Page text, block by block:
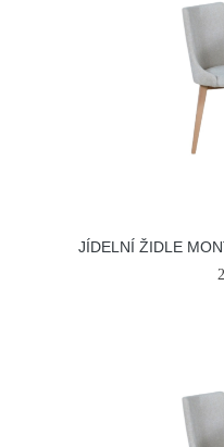
JÍDELNÍ ŽIDLE